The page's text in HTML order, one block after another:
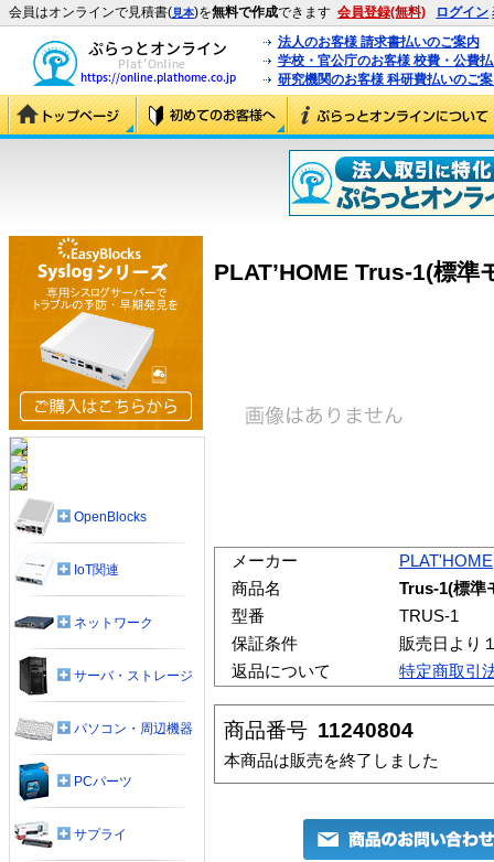
会員はオンラインで見積書(見本)を無料で作成できます 会員登録(無料) ログイン
法人のお客様 請求書払いのご案内
学校・官公庁のお客様 校費・公費
研究機関のお客様 科研費払いのご
PLAT’HOME Trus-1(標準
メーカー
PLAT'HOME
商品名
Trus-1(標準
型番
TRUS-1
保証条件
販売日より
返品について
特定商取引
商品番号 11240804
本商品は販売を終了しました
OpenBlocks
IoT関連
ネットワーク
サーバ・ストレージ
パソコン・周辺機器
PCパーツ
サプライ